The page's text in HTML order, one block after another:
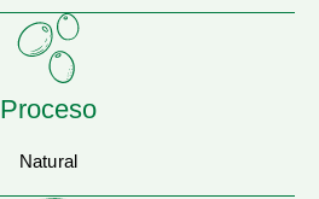
Proceso
Natural